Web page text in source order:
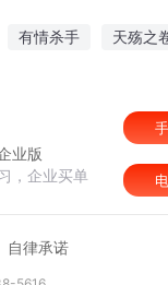
有情杀手 天殇之
业版
，企业买单
自律承诺